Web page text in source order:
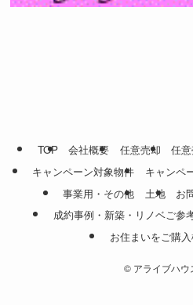
TOP 会社概要 任意売却 任
キャンペーン対象物件
キャンペ
事業用・その他
土地 お
成約事例・新築・リノベご参
お住まいをご購
© アライブハウ